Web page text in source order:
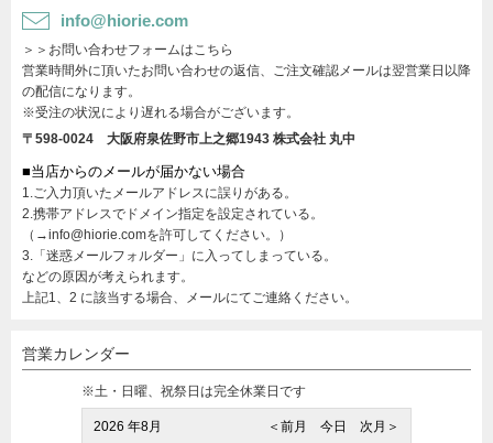
info@hiorie.com
＞＞お問い合わせフォームはこちら
営業時間外に頂いたお問い合わせの返信、ご注文確認メールは翌営業日以降
の配信になります。
※受注の状況により遅れる場合がございます。
〒598-0024 大阪府泉佐野市上之郷1943 株式会社 丸中
■当店からのメールが届かない場合
1.ご入力頂いたメールアドレスに誤りがある。
2.携帯アドレスでドメイン指定を設定されている。
（→info@hiorie.comを許可してください。）
3.「迷惑メールフォルダー」に入ってしまっている。
などの原因が考えられます。
上記1、2 に該当する場合、メールにてご連絡ください。
営業カレンダー
※土・日曜、祝祭日は完全休業日です
2026 年8月 次月＞
今日
＜前月